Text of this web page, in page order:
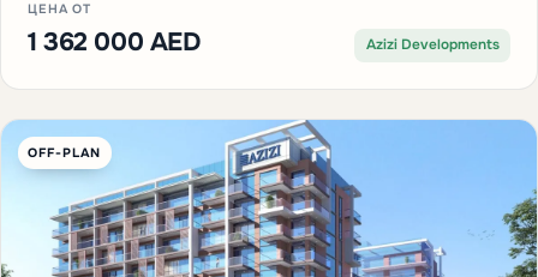
ЦЕНА ОТ
1 362 000 AED Azizi Developments
OFF-PLAN